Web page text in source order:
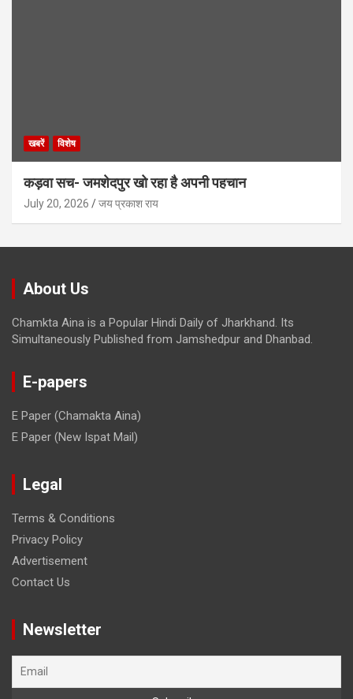
खबरें विशेष
कड़वा सच- जमशेदपुर खो रहा है अपनी पहचान
July 20, 2026 जय प्रकाश राय
About Us
Chamkta Aina is a Popular Hindi Daily of Jharkhand. Its
Simultaneously Published from Jamshedpur and Dhanbad.
E-papers
E Paper (Chamakta Aina)
E Paper (New Ispat Mail)
Legal
Terms & Conditions
Privacy Policy
Advertisement
Contact Us
Newsletter